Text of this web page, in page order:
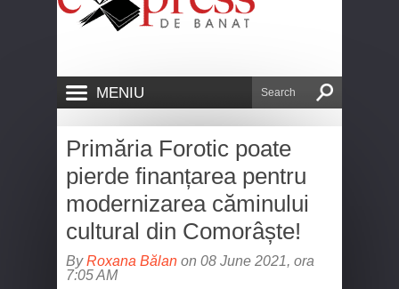
MENIU
Primăria Forotic poate
pierde finanțarea pentru
modernizarea căminului
cultural din Comorâște!
ByRoxana Bălan on 08 June 2021, ora
7:05 AM